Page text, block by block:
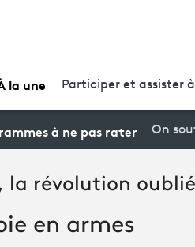
la une Participer et assister
à ne pas rater On
la révolution
en armes